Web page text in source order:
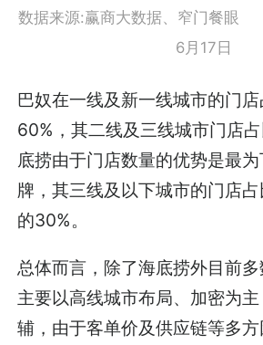
数据来源:赢商大数据、窄门餐
6月17日
巴奴在一线及新一线城市的门
60%，其二线及三线城市门店
底捞由于门店数量的优势是最
牌，其三线及以下城市的门店
的30%。
总体而言，除了海底捞外目前
主要以高线城市布局、加密为
辅，由于客单价及供应链等多